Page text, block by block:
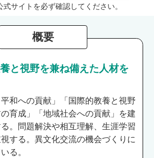
サイトを必ず確認してください。
概要
と視野を兼ね備えた人材を
平和への貢献」「国際的教養と視野
育成」「地域社会への貢献」を建
。問題解決や相互理解、生涯学習
する。異文化交流の機会づくりに
る。